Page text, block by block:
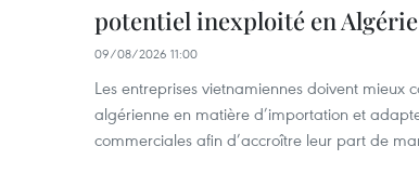
potentiel inexploité en Algérie
09/08/2026 11:00
Les entreprises vietnamiennes doivent mieux
algérienne en matière d’importation et
commerciales afin d’accroître leur part de